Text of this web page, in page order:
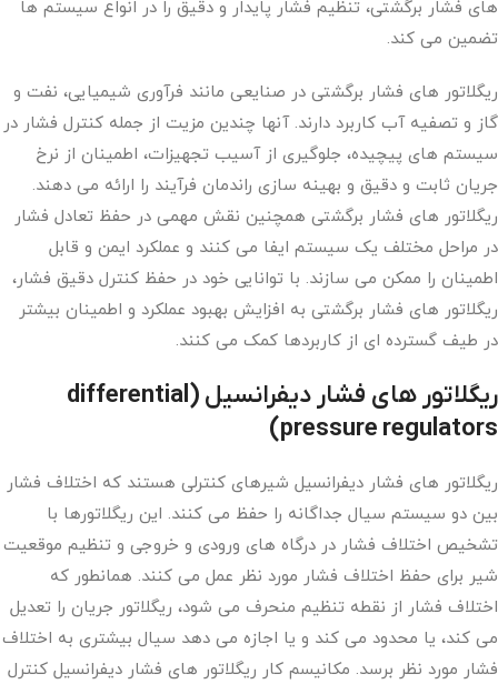
های فشار برگشتی، تنظیم فشار پایدار و دقیق را در انواع سیستم ها
تضمین می کند.
ریگلاتور های فشار برگشتی در صنایعی مانند فرآوری شیمیایی، نفت و
گاز و تصفیه آب کاربرد دارند. آنها چندین مزیت از جمله کنترل فشار در
سیستم های پیچیده، جلوگیری از آسیب تجهیزات، اطمینان از نرخ
جریان ثابت و دقیق و بهینه سازی راندمان فرآیند را ارائه می دهند.
ریگلاتور های فشار برگشتی همچنین نقش مهمی در حفظ تعادل فشار
در مراحل مختلف یک سیستم ایفا می کنند و عملکرد ایمن و قابل
اطمینان را ممکن می سازند. با توانایی خود در حفظ کنترل دقیق فشار،
ریگلاتور های فشار برگشتی به افزایش بهبود عملکرد و اطمینان بیشتر
در طیف گسترده ای از کاربردها کمک می کنند.
ریگلاتور های فشار دیفرانسیل (differential
pressure regulators)
ریگلاتور های فشار دیفرانسیل شیرهای کنترلی هستند که اختلاف فشار
بین دو سیستم سیال جداگانه را حفظ می کنند. این ریگلاتورها با
تشخیص اختلاف فشار در درگاه های ورودی و خروجی و تنظیم موقعیت
شیر ​​برای حفظ اختلاف فشار مورد نظر عمل می کنند. همانطور که
اختلاف فشار از نقطه تنظیم منحرف می شود، ریگلاتور جریان را تعدیل
می کند، یا محدود می کند و یا اجازه می دهد سیال بیشتری به اختلاف
فشار مورد نظر برسد. مکانیسم کار ریگلاتور های فشار دیفرانسیل کنترل